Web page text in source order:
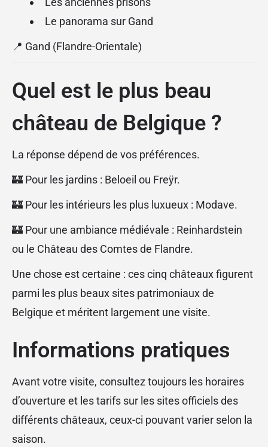
Le panorama sur Gand
📍 Gand (Flandre-Orientale)
Quel est le plus beau
château de Belgique ?
La réponse dépend de vos préférences.
🏰 Pour les jardins : Beloeil ou Freÿr.
🏰 Pour les intérieurs les plus luxueux : Modave.
🏰 Pour une ambiance médiévale : Reinhardstein
ou le Château des Comtes de Flandre.
Une chose est certaine : ces cinq châteaux figurent
parmi les plus beaux sites patrimoniaux de
Belgique et méritent largement une visite.
Informations pratiques
Avant votre visite, consultez toujours les horaires
d’ouverture et les tarifs sur les sites officiels des
différents châteaux, ceux-ci pouvant varier selon la
saison.